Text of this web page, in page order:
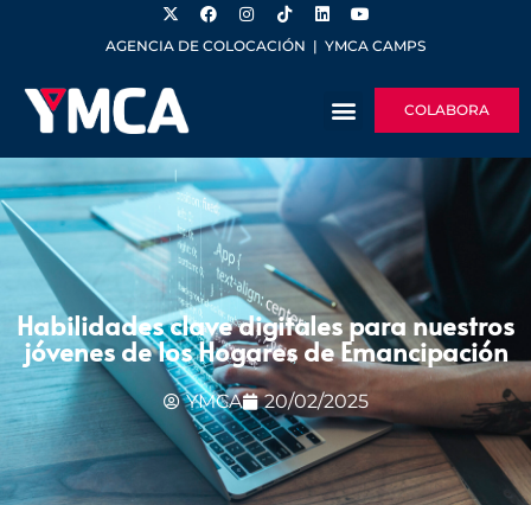
AGENCIA DE COLOCACIÓN | YMCA CAMPS
COLABORA
Habilidades clave digitales para nuestros
jóvenes de los Hogares de Emancipación
YMCA 20/02/2025